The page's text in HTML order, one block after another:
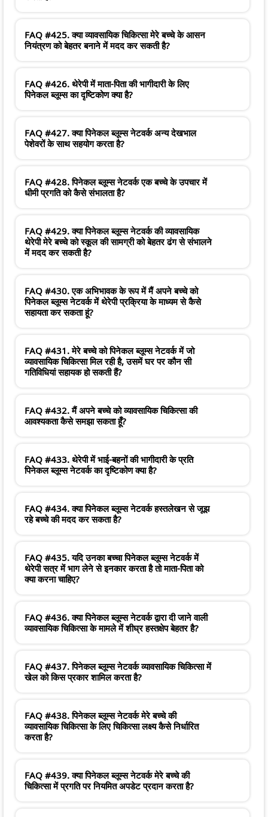
FAQ #425. क्या व्यावसायिक चिकित्सा मेरे बच्चे के आसन
नियंत्रण को बेहतर बनाने में मदद कर सकती है?
FAQ #426. थेरेपी में माता-पिता की भागीदारी के लिए
पिनेकल ब्लूम्स का दृष्टिकोण क्या है?
FAQ #427. क्या पिनेकल ब्लूम्स नेटवर्क अन्य देखभाल
पेशेवरों के साथ सहयोग करता है?
FAQ #428. पिनेकल ब्लूम्स नेटवर्क एक बच्चे के उपचार में
धीमी प्रगति को कैसे संभालता है?
FAQ #429. क्या पिनेकल ब्लूम्स नेटवर्क की व्यावसायिक
थेरेपी मेरे बच्चे को स्कूल की सामग्री को बेहतर ढंग से संभालने
में मदद कर सकती है?
FAQ #430. एक अभिभावक के रूप में मैं अपने बच्चे को
पिनेकल ब्लूम्स नेटवर्क में थेरेपी प्रक्रिया के माध्यम से कैसे
सहायता कर सकता हूं?
FAQ #431. मेरे बच्चे को पिनेकल ब्लूम्स नेटवर्क में जो
व्यावसायिक चिकित्सा मिल रही है, उसमें घर पर कौन सी
गतिविधियां सहायक हो सकती हैं?
FAQ #432. मैं अपने बच्चे को व्यावसायिक चिकित्सा की
आवश्यकता कैसे समझा सकता हूँ?
FAQ #433. थेरेपी में भाई-बहनों की भागीदारी के प्रति
पिनेकल ब्लूम्स नेटवर्क का दृष्टिकोण क्या है?
FAQ #434. क्या पिनेकल ब्लूम्स नेटवर्क हस्तलेखन से जूझ
रहे बच्चे की मदद कर सकता है?
FAQ #435. यदि उनका बच्चा पिनेकल ब्लूम्स नेटवर्क में
थेरेपी सत्र में भाग लेने से इनकार करता है तो माता-पिता को
क्या करना चाहिए?
FAQ #436. क्या पिनेकल ब्लूम्स नेटवर्क द्वारा दी जाने वाली
व्यावसायिक चिकित्सा के मामले में शीघ्र हस्तक्षेप बेहतर है?
FAQ #437. पिनेकल ब्लूम्स नेटवर्क व्यावसायिक चिकित्सा में
खेल को किस प्रकार शामिल करता है?
FAQ #438. पिनेकल ब्लूम्स नेटवर्क मेरे बच्चे की
व्यावसायिक चिकित्सा के लिए चिकित्सा लक्ष्य कैसे निर्धारित
करता है?
FAQ #439. क्या पिनेकल ब्लूम्स नेटवर्क मेरे बच्चे की
चिकित्सा में प्रगति पर नियमित अपडेट प्रदान करता है?